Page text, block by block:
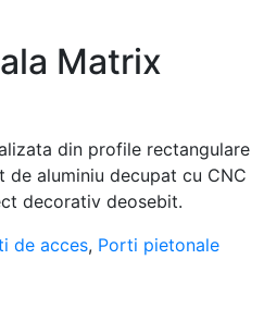
Matrix
din profile rectangulare
aluminiu decupat cu CNC
decorativ deosebit.
de acces, Porti pietonale